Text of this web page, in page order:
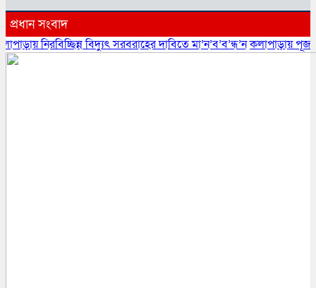
প্রধান সংবাদ
বিদ্যুৎ সরবরাহের দাবিতে মা’ন’ব’ব’ন্ধ’নকলাপাড়ায় পূজা উদযাপন